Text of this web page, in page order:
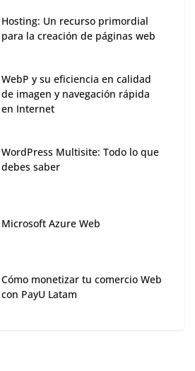
Hosting: Un recurso primordial
para la creación de páginas web
WebP y su eficiencia en calidad
de imagen y navegación rápida
en Internet
WordPress Multisite: Todo lo que
debes saber
Microsoft Azure Web
Cómo monetizar tu comercio Web
con PayU Latam